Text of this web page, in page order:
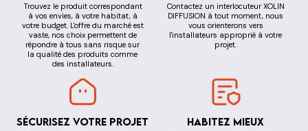
Trouvez le produit correspondant
à vos envies, à votre habitat, à
votre budget. L'offre du marché est
vaste, nos choix permettent de
répondre à tous sans risque sur
la qualité des produits comme
des installateurs.
Contactez un interlocuteur XOLIN
DIFFUSION à tout moment, nous
vous orienterons vers
l'installateurs approprié à votre
projet.
Sécurisez votre projet Habitez mieux